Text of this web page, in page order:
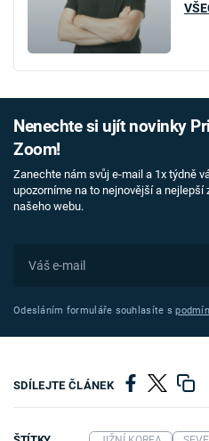
Nenechte si ujít novinky
Zoom!
Zanechte nám svůj e-mail a 1x týdně
upozorníme na to nejnovější a nejlepší
našeho webu.
Odesláním formuláře souhlasíte s
SDÍLEJTE ČLÁNEK